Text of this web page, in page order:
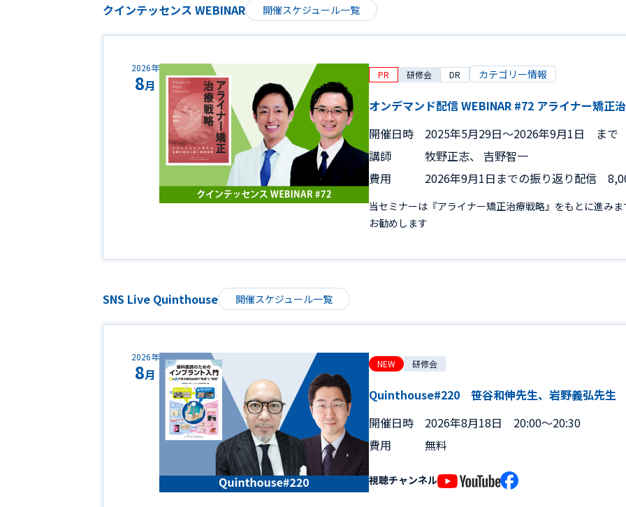
クインテッセンス WEBINAR 開催スケジュール一覧
2026年
8月
PR 研修会 DR カテゴリー情報
オンデマンド配信 WEBINAR #72 アライナー矯
開催日時
2025年5月29日〜2026年9月1日 まで
講師
牧野正志、 吉野智一
費用
2026年9月1日までの振り返り配信
当セミナーは『アライナー矯正治療戦略』をもとに進み
お勧めします
SNS Live Quinthouse 開催スケジュール一覧
2026年
8月
NEW 研修会
Quinthouse#220 笹谷和伸先生、岩野義弘先生
開催日時
2026年8月18日 20:00～20:30
費用
無料
視聴チャンネル